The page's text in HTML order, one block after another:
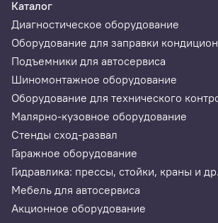
Каталог
Диагностическое оборудование
Оборудование для заправки
Подъемники для автосервиса
Шиномонтажное оборудование
Оборудование для технического
Малярно-кузовное оборудование
Стенды сход-развал
Гаражное оборудование
Гидравлика: прессы, стойки, краны и др.
Мебель для автосервиса
Акционное оборудование